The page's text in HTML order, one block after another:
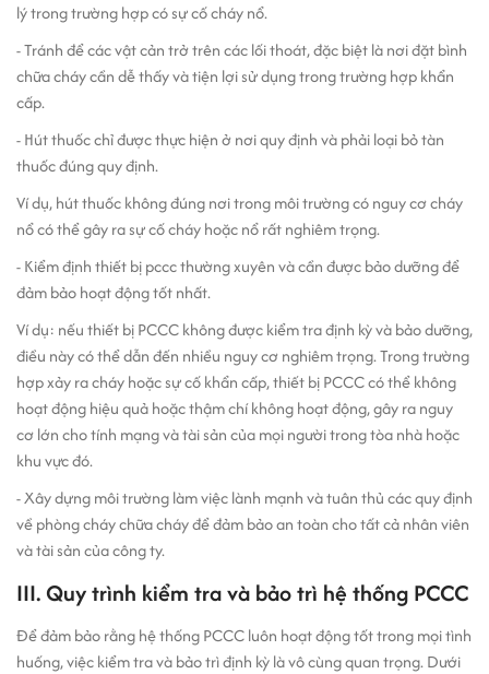
lý trong trường hợp có sự cố cháy nổ.
- Tránh để các vật cản trở trên các lối thoát, đặc biệt là nơi đặt bình
chữa cháy cần dễ thấy và tiện lợi sử dụng trong trường hợp khẩn
cấp.
- Hút thuốc chỉ được thực hiện ở nơi quy định và phải loại bỏ tàn
thuốc đúng quy định.
Ví dụ, hút thuốc không đúng nơi trong môi trường có nguy cơ cháy
nổ có thể gây ra sự cố cháy hoặc nổ rất nghiêm trọng.
- Kiểm định thiết bị pccc thường xuyên và cần được bảo dưỡng để
đảm bảo hoạt động tốt nhất.
Ví dụ: nếu thiết bị PCCC không được kiểm tra định kỳ và bảo dưỡng,
điều này có thể dẫn đến nhiều nguy cơ nghiêm trọng. Trong trường
hợp xảy ra cháy hoặc sự cố khẩn cấp, thiết bị PCCC có thể không
hoạt động hiệu quả hoặc thậm chí không hoạt động, gây ra nguy
cơ lớn cho tính mạng và tài sản của mọi người trong tòa nhà hoặc
khu vực đó.
- Xây dựng môi trường làm việc lành mạnh và tuân thủ các quy định
về phòng cháy chữa cháy để đảm bảo an toàn cho tất cả nhân viên
và tài sản của công ty.
III. Quy trình kiểm tra và bảo trì hệ thống PCCC
Để đảm bảo rằng hệ thống PCCC luôn hoạt động tốt trong mọi tình
huống, việc kiểm tra và bảo trì định kỳ là vô cùng quan trọng. Dưới